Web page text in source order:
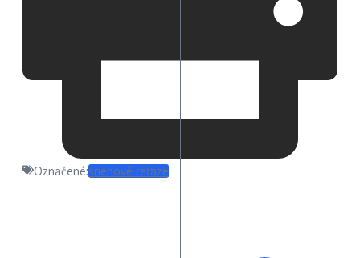
Označené:snehové reťaze